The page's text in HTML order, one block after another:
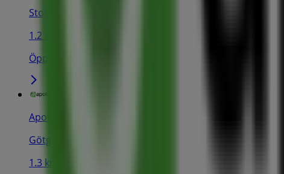
Storgatan 28, Östermalm
1.2 km
Öppna
Apoteket
Götgatan 23, Stockholm
1.3 km